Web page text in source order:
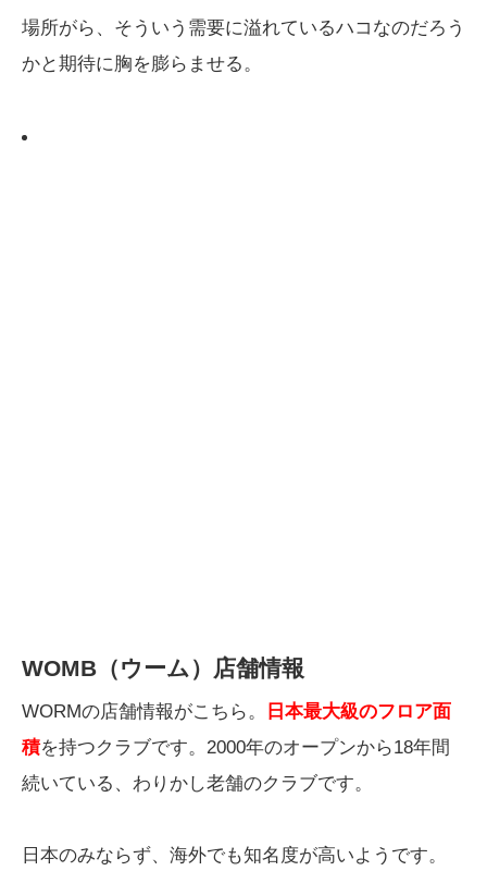
場所がら、そういう需要に溢れているハコなのだろう
かと期待に胸を膨らませる。
WOMB（ウーム）店舗情報
WORMの店舗情報がこちら。
日本最大級のフロア面
積を持つクラブです。2000年のオープンから18年間
続いている、わりかし老舗のクラブです。
日本のみならず、海外でも知名度が高いようです。